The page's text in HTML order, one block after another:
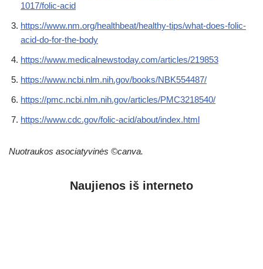
1017/folic-acid
https://www.nm.org/healthbeat/healthy-tips/what-does-folic-
acid-do-for-the-body
https://www.medicalnewstoday.com/articles/219853
https://www.ncbi.nlm.nih.gov/books/NBK554487/
https://pmc.ncbi.nlm.nih.gov/articles/PMC3218540/
https://www.cdc.gov/folic-acid/about/index.html
Nuotraukos asociatyvinės ©canva.
Naujienos iš interneto